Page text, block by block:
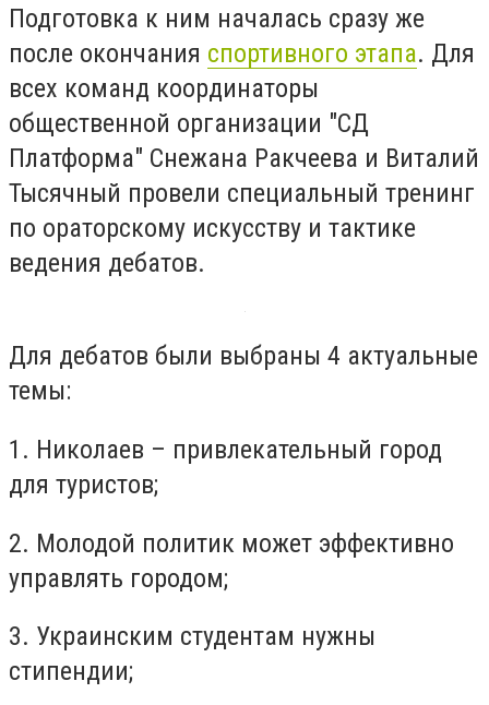
Подготовка к ним началась сразу же
после окончания спортивного этапа. Для
всех команд координаторы
общественной организации "СД
Платформа" Снежана Ракчеева и Виталий
Тысячный провели специальный тренинг
по ораторскому искусству и тактике
ведения дебатов.
Для дебатов были выбраны 4 актуальные
темы:
1. Николаев – привлекательный город
для туристов;
2. Молодой политик может эффективно
управлять городом;
3. Украинским студентам нужны
стипендии;